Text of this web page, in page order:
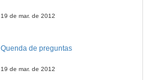
19 de mar. de 2012
Quenda de preguntas
19 de mar. de 2012